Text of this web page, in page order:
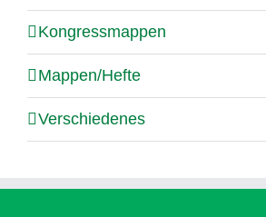
Kongressmappen
Mappen/Hefte
Verschiedenes